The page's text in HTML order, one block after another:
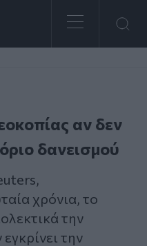
αν δεν
δανεισμού
χρόνια, το
την
την